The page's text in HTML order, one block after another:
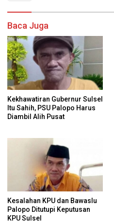
Baca Juga
Kekhawatiran Gubernur Sulsel
Itu Sahih, PSU Palopo Harus
Diambil Alih Pusat
Kesalahan KPU dan Bawaslu
Palopo Ditutupi Keputusan
KPU Sulsel